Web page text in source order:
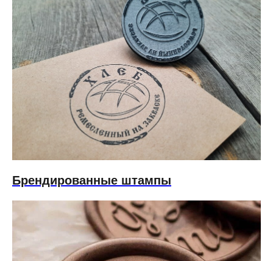
Брендированные штампы